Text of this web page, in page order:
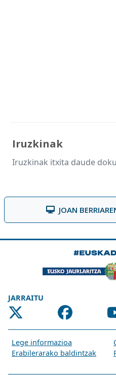
Iruzkinak
Iruzkinak itxita daude
JOAN
JARRAITU
Lege informazioa
Erabilerarako baldintzak